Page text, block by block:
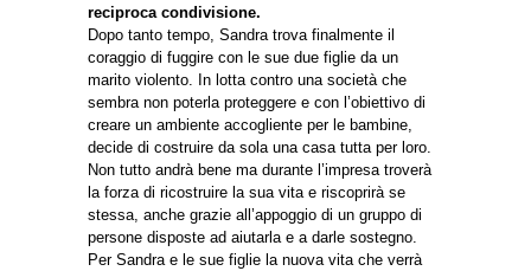
reciproca condivisione.
Dopo tanto tempo, Sandra trova finalmente il
coraggio di fuggire con le sue due figlie da un
marito violento. In lotta contro una società che
sembra non poterla proteggere e con l’obiettivo di
creare un ambiente accogliente per le bambine,
decide di costruire da sola una casa tutta per loro.
Non tutto andrà bene ma durante l’impresa troverà
la forza di ricostruire la sua vita e riscoprirà se
stessa, anche grazie all’appoggio di un gruppo di
persone disposte ad aiutarla e a darle sostegno.
Per Sandra e le sue figlie la nuova vita che verrà